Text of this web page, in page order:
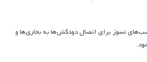
نسوز برای اتصال دودکش‌ها به بخاری‌ها و